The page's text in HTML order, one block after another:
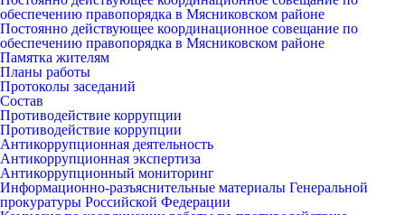
обеспечению правопорядка в Мясниковском районе
Постоянно действующее координационное совещание по
обеспечению правопорядка в Мясниковском районе
Памятка жителям
Планы работы
Протоколы заседаний
Состав
Противодействие коррупции
Противодействие коррупции
Антикоррупционная деятельность
Антикоррупционная экспертиза
Антикоррупционный мониторинг
Информационно-разъяснительные материалы Генеральной
прокуратуры Российской Федерации